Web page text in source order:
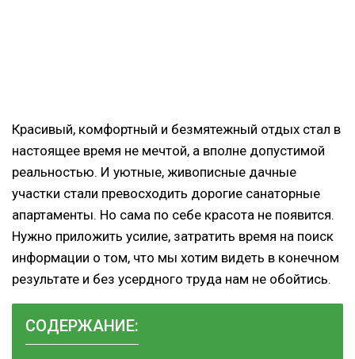
Красивый, комфортный и безмятежный отдых стал в
настоящее время не мечтой, а вполне допустимой
реальностью. И уютные, живописные дачные
участки стали превосходить дорогие санаторные
апартаменты. Но сама по себе красота не появится.
Нужно приложить усилие, затратить время на поиск
информации о том, что мы хотим видеть в конечном
результате и без усердного труда нам не обойтись.
СОДЕРЖАНИЕ: